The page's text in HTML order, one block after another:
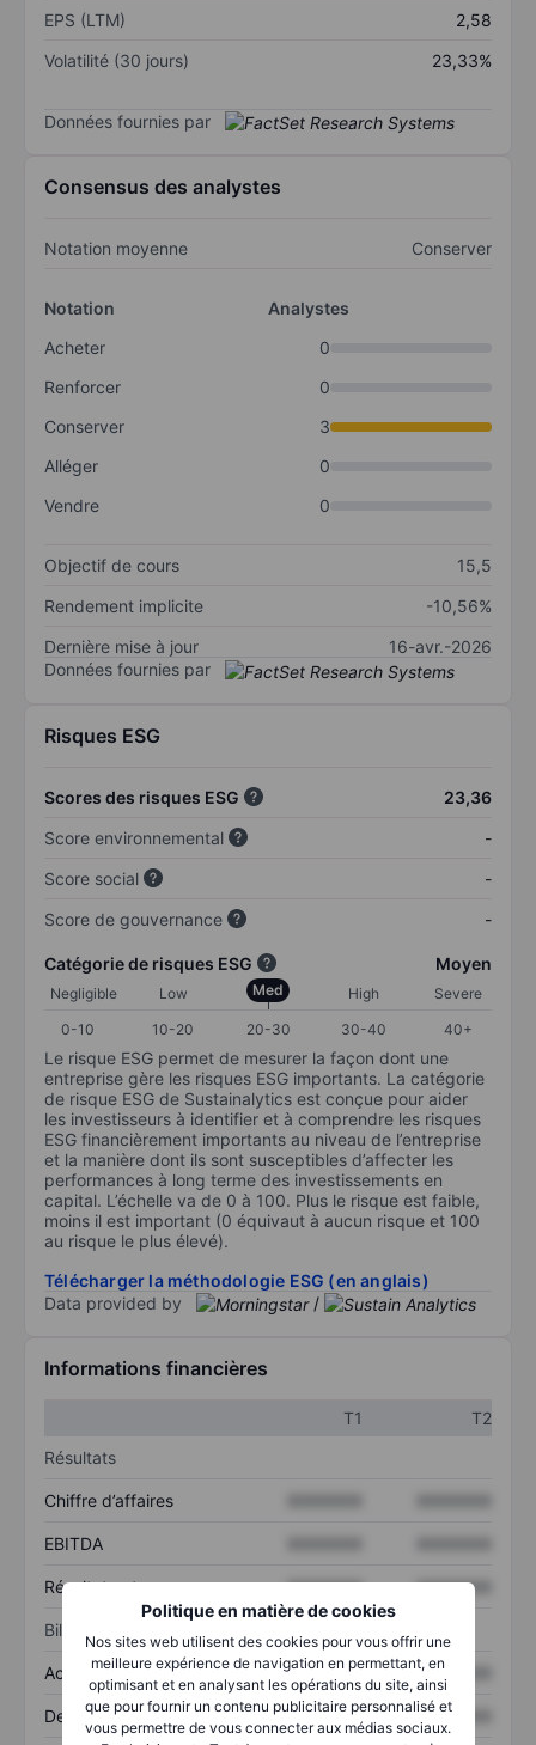
Politique en matière de cookies
Nos sites web utilisent des cookies pour vous offrir une
meilleure expérience de navigation en permettant, en
optimisant et en analysant les opérations du site, ainsi
que pour fournir un contenu publicitaire personnalisé et
vous permettre de vous connecter aux médias sociaux.
EPS (LTM)
2,58
Volatilité (30 jours)
23,33%
Données fournies par
Consensus des analystes
Notation moyenne Conserver
Notation
Analystes
Acheter
0
Renforcer
0
Conserver
3
Alléger
0
Vendre
0
Objectif de cours
15,5
Rendement implicite
-10,56%
Dernière mise à jour
16-avr.-2026
Données fournies par
Risques ESG
Scores des risques ESG
23,36
Score environnemental
-
Score social
-
Score de gouvernance
-
Catégorie de risques ESG Moyen
Negligible Low Med High
Severe
0-10
10-20 20-30 30-40 40+
Le risque ESG permet de mesurer la façon dont une
entreprise gère les risques ESG importants. La catégorie
de risque ESG de Sustainalytics est conçue pour aider
les investisseurs à identifier et à comprendre les risques
ESG financièrement importants au niveau de l’entreprise
et la manière dont ils sont susceptibles d’affecter les
performances à long terme des investissements en
capital. L’échelle va de 0 à 100. Plus le risque est faible,
moins il est important (0 équivaut à aucun risque et 100
au risque le plus élevé).
Télécharger la méthodologie ESG (en anglais)
Data provided by
/
Informations financières
T1
T2
Résultats
Chiffre d’affaires
EBITDA
Résultat net XXXXXXX XXXXXXX
Bilan
Actif total XXXXXXX XXXXXXX
Dette totale XXXXXXX XXXXXXX